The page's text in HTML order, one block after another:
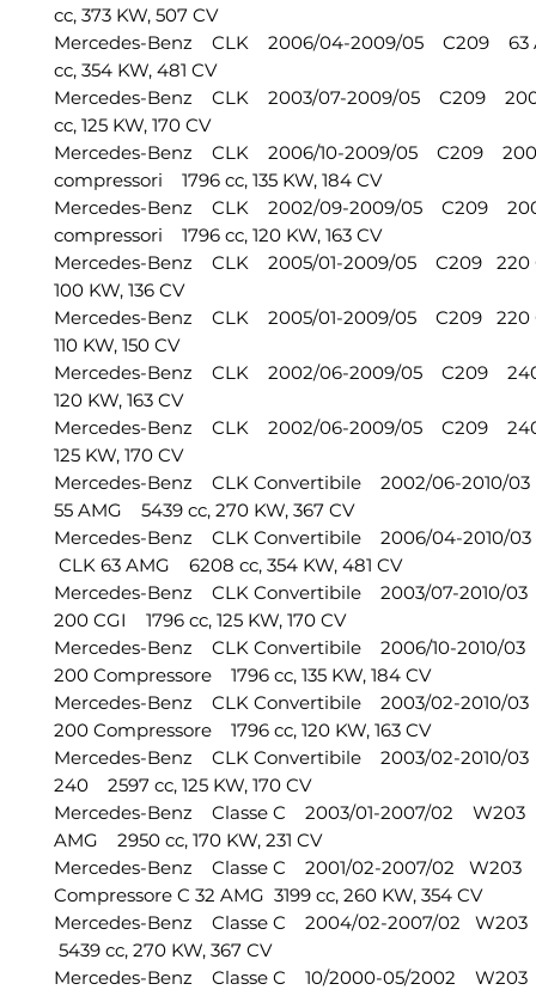
cc, 373 KW, 507 CV
Mercedes-Benz CLK 2006/04-2009/05 C209 63
cc, 354 KW, 481 CV
Mercedes-Benz CLK 2003/07-2009/05 C209
cc, 125 KW, 170 CV
Mercedes-Benz CLK 2006/10-2009/05 C209 200
compressori 1796 cc, 135 KW, 184 CV
Mercedes-Benz CLK 2002/09-2009/05 C209
compressori 1796 cc, 120 KW, 163 CV
Mercedes-Benz CLK 2005/01-2009/05 C209 220
100 KW, 136 CV
Mercedes-Benz CLK 2005/01-2009/05 C209 220
110 KW, 150 CV
Mercedes-Benz CLK 2002/06-2009/05 C209
120 KW, 163 CV
Mercedes-Benz CLK 2002/06-2009/05 C209
125 KW, 170 CV
Mercedes-Benz CLK Convertibile 2002/06-2010/
55 AMG 5439 cc, 270 KW, 367 CV
Mercedes-Benz CLK Convertibile 2006/04-2010/
CLK 63 AMG 6208 cc, 354 KW, 481 CV
Mercedes-Benz CLK Convertibile 2003/07-2010/
200 CGI 1796 cc, 125 KW, 170 CV
Mercedes-Benz CLK Convertibile 2006/10-2010/
200 Compressore 1796 cc, 135 KW, 184 CV
Mercedes-Benz CLK Convertibile 2003/02-2010/
200 Compressore 1796 cc, 120 KW, 163 CV
Mercedes-Benz CLK Convertibile 2003/02-2010/
240 2597 cc, 125 KW, 170 CV
Mercedes-Benz Classe C 2003/01-2007/02 W203
AMG 2950 cc, 170 KW, 231 CV
Mercedes-Benz Classe C 2001/02-2007/02 W203
Compressore C 32 AMG 3199 cc, 260 KW, 354 CV
Mercedes-Benz Classe C 2004/02-2007/02
5439 cc, 270 KW, 367 CV
Mercedes-Benz Classe C 10/2000-05/2002